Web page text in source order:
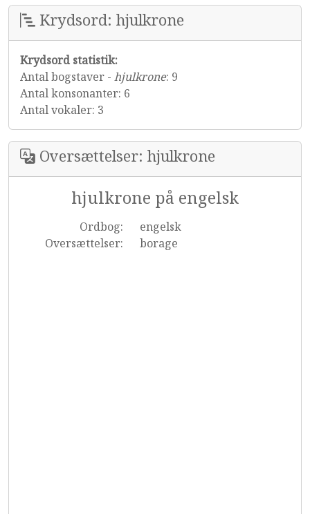
Krydsord: hjulkrone
Krydsord statistik:
Antal bogstaver - hjulkrone: 9
Antal konsonanter: 6
Antal vokaler: 3
Oversættelser: hjulkrone
hjulkrone på engelsk
Ordbog:
engelsk
Oversættelser:
borage